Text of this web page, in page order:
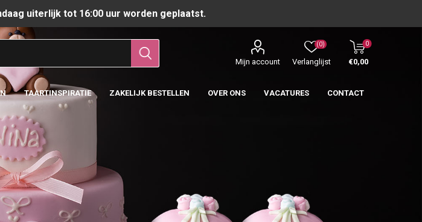
uiterlijk tot 16:00 uur worden geplaatst.
Mijn account Verlanglijst
(0) 0
€0,00
TAARTINSPIRATIE ZAKELIJK BESTELLEN OVER ONS VACATURES CONTACT